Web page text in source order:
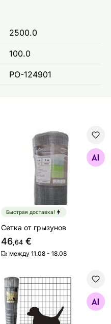
2500.0
100.0
PO-124901
Сетка от грызунов
Найдите похожие
Быстрая доставка!
Сетка от грызунов
46,64 €
между 11.08 - 18.08
сетки
Сетка для собак
Найдите похожие